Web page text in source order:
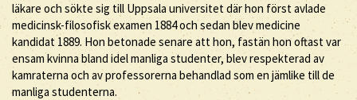
läkare och sökte sig till Uppsala universitet där hon först avlade
medicinsk-filosofisk examen 1884 och sedan blev medicine
kandidat 1889. Hon betonade senare att hon, fastän hon oftast var
ensam kvinna bland idel manliga studenter, blev respekterad av
kamraterna och av professorerna behandlad som en jämlike till de
manliga studenterna.